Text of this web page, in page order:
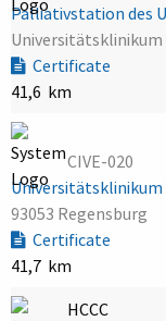
Palliativstation des
Universitätsklinikum
Certificate
41,6 km
CIVE-020
Universitätsklinikum
93053 Regensburg
Certificate
41,7 km
HCCC